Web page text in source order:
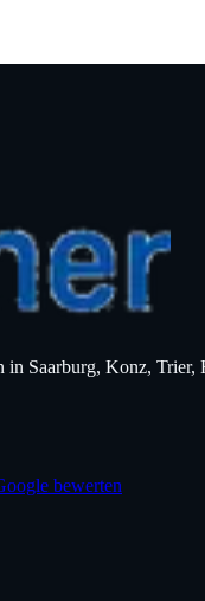
Saarburg, Konz,
bewerten